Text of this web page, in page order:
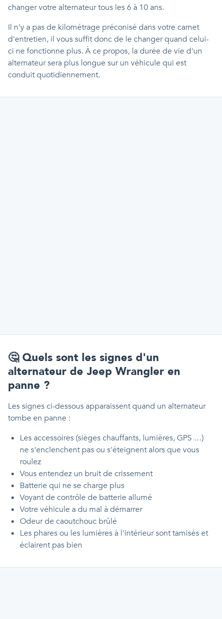
changer votre alternateur tous les 6 à 10 ans.
Il n'y a pas de kilométrage préconisé dans votre carnet
d'entretien, il vous suffit donc de le changer quand celui-
ci ne fonctionne plus. À ce propos, la durée de vie d'un
alternateur sera plus longue sur un véhicule qui est
conduit quotidiennement.
🤔 Quels sont les signes d'un
alternateur de Jeep Wrangler en
panne ?
Les signes ci-dessous apparaissent quand un alternateur
tombe en panne :
Les accessoires (sièges chauffants, lumières, GPS …)
ne s'enclenchent pas ou s'éteignent alors que vous
roulez
Vous entendez un bruit de crissement
Batterie qui ne se charge plus
Voyant de contrôle de batterie allumé
Votre véhicule a du mal à démarrer
Odeur de caoutchouc brûlé
Les phares ou les lumières à l'intérieur sont tamisés et
éclairent pas bien